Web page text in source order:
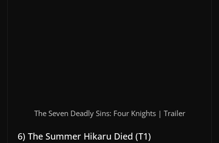
The Seven Deadly Sins: Four Knights | Trailer
6) The Summer Hikaru Died (T1)